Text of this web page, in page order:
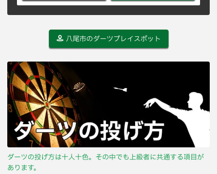
八尾市のダーツプレイスポット
ダーツの投げ方は十人十色。その中でも上級者に共通する項目が
あります。